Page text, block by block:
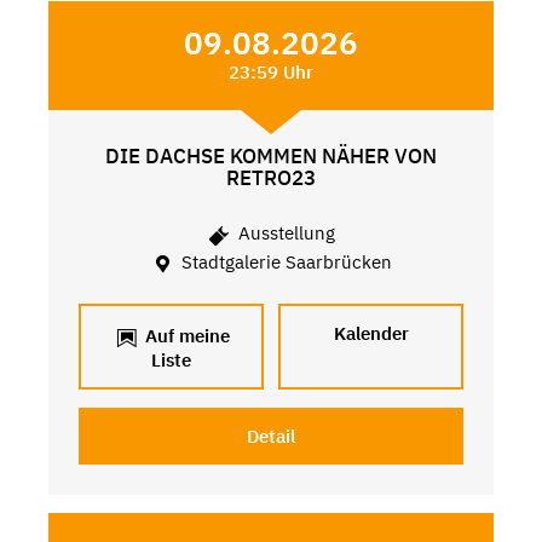
09.08.2026
23:59 Uhr
DIE DACHSE KOMMEN NÄHER VON
RETRO23
Ausstellung
Stadtgalerie Saarbrücken
Auf meine
Liste
Kalender
Detail